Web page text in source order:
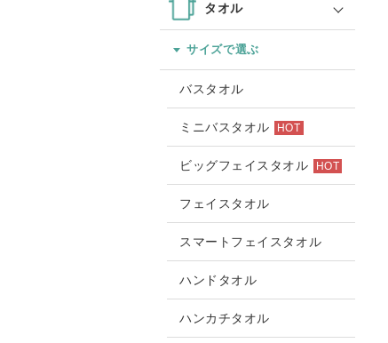
タオル
サイズで選ぶ
バスタオル
ミニバスタオル HOT
ビッグフェイスタオル HOT
フェイスタオル
スマートフェイスタオル
ハンドタオル
ハンカチタオル